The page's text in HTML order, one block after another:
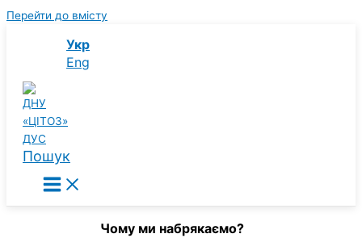
Перейти до вмісту
Укр
Eng
Пошук
Чому ми набрякаємо?